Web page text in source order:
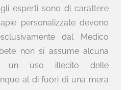
esperti sono di carattere
personalizzate devono
dal Medico
non si assume alcuna
un uso illecito delle
al di fuori di una mera